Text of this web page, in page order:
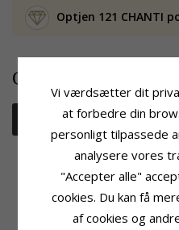
Optjen 121 CHANTI
CHANTI pris
Læg
Vi værdsætter dit
at forbedre din
personligt tilpassede
analysere vores
"Accepter alle"
cookies. Du kan få
af cookies og